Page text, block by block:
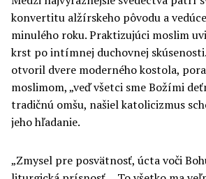
konvertitu alžírskeho pôvodu a
minulého roku. Praktizujúci moslim
krst po intímnej duchovnej
otvoril dvere moderného kostola,
moslimom, „veď všetci sme Božími
tradičnú omšu, našiel katolicizmus
jeho hľadanie.
„Zmysel pre posvätnosť, úcta voči